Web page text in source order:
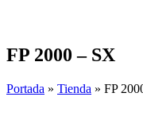
FP 2000 – SX
Portada » Tienda » FP